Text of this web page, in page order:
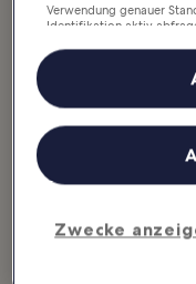
Toll für:
Der Nordturm des ab
den höchsten
Verwendung genauer
Identifikation aktiv
Inhalte, Messung von
Zielgruppenforschung
Liste der Partner
Zwecke